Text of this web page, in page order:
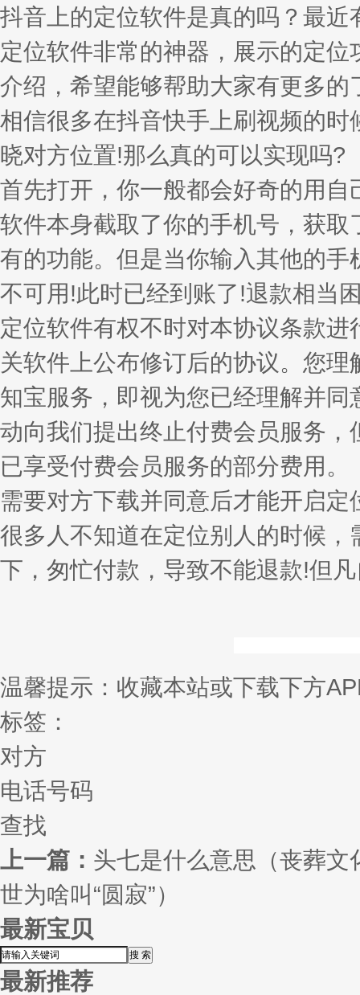
抖音上的定位软件是真的吗？最
定位软件非常的神器，展示的定
介绍，希望能够帮助大家有更多的
相信很多在抖音快手上刷视频的
晓对方位置!那么真的可以实现吗?
首先打开，你一般都会好奇的用
软件本身截取了你的手机号，获
有的功能。但是当你输入其他的
不可用!此时已经到账了!退款相当
定位软件有权不时对本协议条款
关软件上公布修订后的协议。您
知宝服务，即视为您已经理解并
动向我们提出终止付费会员服务
已享受付费会员服务的部分费用。
需要对方下载并同意后才能开启定
很多人不知道在定位别人的时候
下，匆忙付款，导致不能退款!但
温馨提示：收藏本站或下载下方
标签：
对方
电话号码
查找
上一篇： 头七是什么意思（丧葬
世为啥叫“圆寂”）
最新宝贝
最新推荐